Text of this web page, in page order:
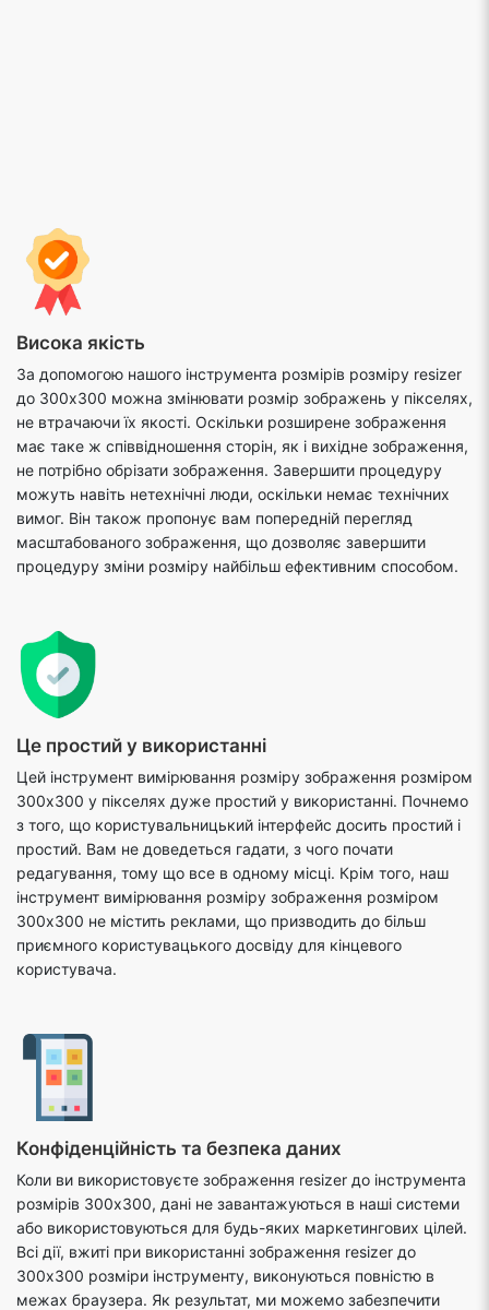
Висока якість
За допомогою нашого інструмента розмірів розміру resizer
до 300x300 можна змінювати розмір зображень у пікселях,
не втрачаючи їх якості. Оскільки розширене зображення
має таке ж співвідношення сторін, як і вихідне зображення,
не потрібно обрізати зображення. Завершити процедуру
можуть навіть нетехнічні люди, оскільки немає технічних
вимог. Він також пропонує вам попередній перегляд
масштабованого зображення, що дозволяє завершити
процедуру зміни розміру найбільш ефективним способом.
Це простий у використанні
Цей інструмент вимірювання розміру зображення розміром
300x300 у пікселях дуже простий у використанні. Почнемо
з того, що користувальницький інтерфейс досить простий і
простий. Вам не доведеться гадати, з чого почати
редагування, тому що все в одному місці. Крім того, наш
інструмент вимірювання розміру зображення розміром
300x300 не містить реклами, що призводить до більш
приємного користувацького досвіду для кінцевого
користувача.
Конфіденційність та безпека даних
Коли ви використовуєте зображення resizer до інструмента
розмірів 300x300, дані не завантажуються в наші системи
або використовуються для будь-яких маркетингових цілей.
Всі дії, вжиті при використанні зображення resizer до
300x300 розміри інструменту, виконуються повністю в
межах браузера. Як результат, ми можемо забезпечити